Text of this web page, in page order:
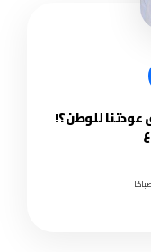
للوطن؟!